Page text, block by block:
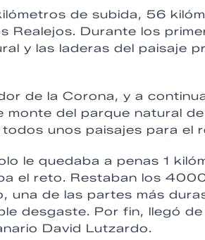
de subida, 56
Realejos. Durante los
y las laderas del paisaje
de la Corona, y a
del parque natural
unos paisajes para el
le quedaba a penas 1
el reto. Restaban los
una de las partes más
desgaste. Por fin, llegó
David Lutzardo.